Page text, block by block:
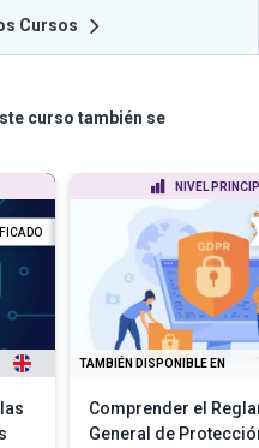
Cursos
curso también se
NIVEL
TAMBIÉN DISPONIBLE EN
Comprender el
General de